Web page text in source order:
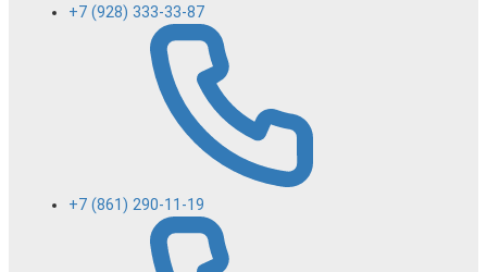
+7 (928) 333-33-87
+7 (861) 290-11-19